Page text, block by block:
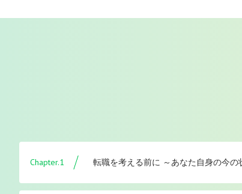
Chapter.1 転職を考える前に ～あなた自身の今の